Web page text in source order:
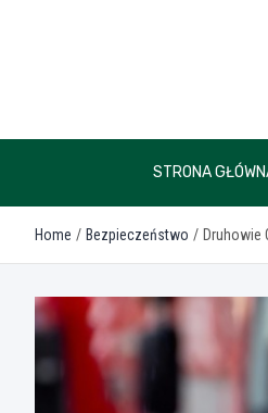
STRONA
Home Bezpieczeństwo Druhowie